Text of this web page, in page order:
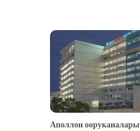
Аполлон ооруканалары